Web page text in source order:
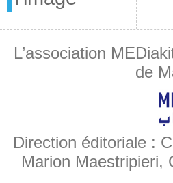
L’association
de
Direction éditoriale :
Marion Maestripieri,